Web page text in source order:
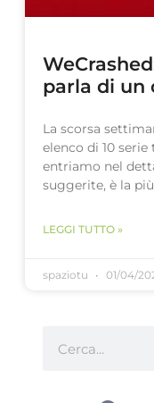
parla di un
La scorsa
elenco di 10
entriamo nel
suggerite, è la
LEGGI TUTTO »
spaziotu 01/04/